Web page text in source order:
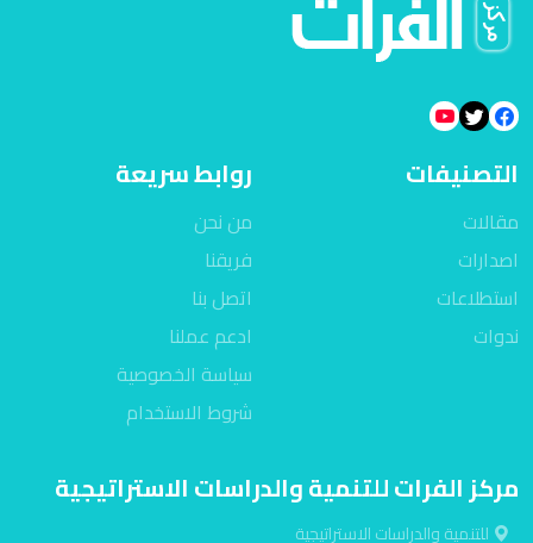
التصنيفات
مقالات
اصدارات
استطلاعات
ندوات
روابط سريعة
من نحن
فريقنا
اتصل بنا
ادعم عملنا
سياسة الخصوصية
شروط الاستخدام
مركز الفرات للتنمية والدراسات الاستراتيجية
للتنمية والدراسات الاستراتيجية